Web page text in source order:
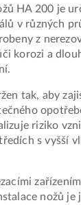
HA 200 je
v různých
z
korozi a
tak, aby
riziko
s vyšší
nožů je